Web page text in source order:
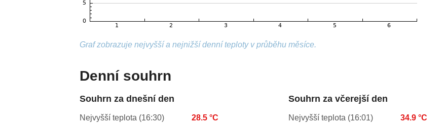
Graf zobrazuje nejvyšší a nejnižší denní teploty v průběhu měsíce.
Denní souhrn
Souhrn za dnešní den
Nejvyšší teplota (16:30) 28.5 °C
Souhrn za včerejší den
Nejvyšší teplota (16:01) 34.9 °C